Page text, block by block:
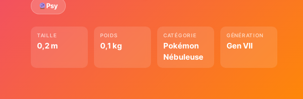
Psy
TAILLE
0,2 m
POIDS
0,1 kg
CATÉGORIE
Pokémon
Nébuleuse
GÉNÉRATION
Gen VII